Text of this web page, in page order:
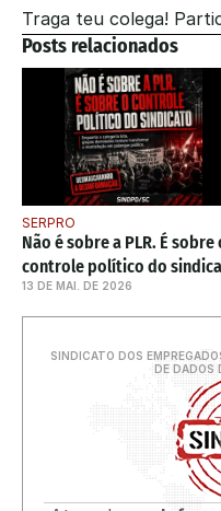
Traga teu colega!
Posts relacionados
SERPRO
Não é sobre a PLR. É sobre
controle político do
13 DE MAI. DE 2026
SINDICATO DOS
DE DADOS